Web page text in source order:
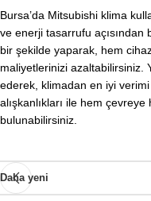
Bursa’da Mitsubishi klima
ve enerji tasarrufu açısından
bir şekilde yaparak, hem
maliyetlerinizi azaltabilirsiniz.
ederek, klimadan en iyi
alışkanlıkları ile hem
bulunabilirsiniz.
Daha yeni